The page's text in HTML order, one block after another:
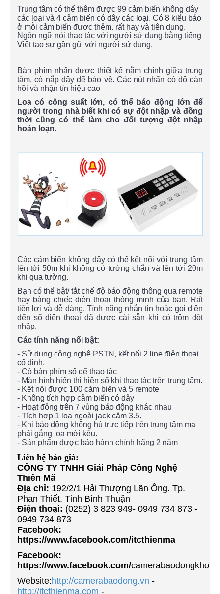
Trung tâm có thể thêm được 99 cảm biến không dây
các loại và 4 cảm biến có dây các loại. Có 8 kiểu báo
ở mỗi cảm biến được thêm, rất hay và tiện dụng.
Ngôn ngữ nói thao tác với người sử dụng bằng tiếng
Việt tạo sự gần gũi với người sử dụng.
Bàn phím nhấn được thiết kế nằm chính giữa trung
tâm, có nắp đậy để bảo vệ. Các nút nhấn có độ đàn
hồi và nhận tín hiệu cao
Loa có công suất lớn, có thể báo động lớn để
người trong nhà biết khi có sự đột nhập và đồng
thời cũng có thể làm cho đối tượng đột nhập
hoản loạn.
Các cảm biến không dây có thể kết nối với trung tâm
lên tới 50m khi không có tường chắn và lên tới 20m
khi qua tường.
Bạn có thể bật/ tắt chế độ báo động thông qua remote
hay bằng chiếc điện thoại thông minh của bạn. Rất
tiện lợi và dễ dàng. Tính năng nhắn tin hoặc gọi điện
đến số điện thoại đã được cài sẵn khi có trộm đột
nhập.
Các tính năng nổi bật:
- Sử dụng công nghệ PSTN, kết nối 2 line điện thoại
cố định.
- Có bàn phím số để thao tác
- Màn hình hiển thị hiện số khi thao tác trên trung tâm.
- Kết nối được 100 cảm biến và 5 remote
- Không tích hợp cảm biến có dây
- Hoạt đông trên 7 vùng báo động khác nhau
- Tích hợp 1 loa ngoài jack cắm 3.5.
- Khi báo động không hú trực tiếp trên trung tâm mà
phải gắng loa mới kêu.
- Sản phẩm được bảo hành chính hãng 2 năm
Liên hệ báo giá:
CÔNG TY TNHH Giải Pháp Công Nghệ
Thiên Mã
Địa chỉ: 192/2/1 Hải Thượng Lãn Ông. Tp.
Phan Thiết. Tỉnh Bình Thuận
Điện thoại: (0252) 3 823 949- 0949 734 873 -
0949 734 873
Facebook:
https://www.facebook.com/itcthienma
Facebook:
https://www.facebook.com/
Website:http://camerabaodong.vn -
http://itcthienma.com -